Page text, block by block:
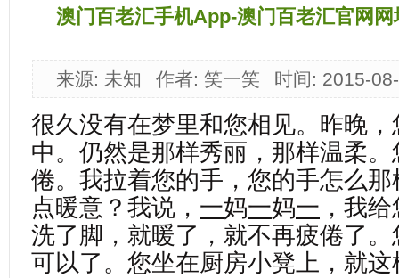
澳门百老汇手机App-澳门百老汇官网
xyyuedu.com
来源: 未知 作者: 笑一笑 时间: 2015-
很久没有在梦里和您相见。昨晚
中。仍然是那样秀丽，那样温柔
倦。我拉着您的手，您的手怎么
点暖意？我说， 一妈一妈一 ，我
洗了脚，就暖了，就不再疲倦了
可以了。您坐在厨房小凳上，就